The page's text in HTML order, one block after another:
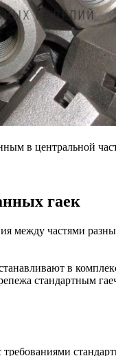
в центральной
гаек
между частями
в
стандартным